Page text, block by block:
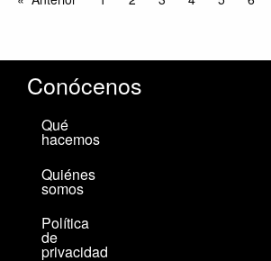
Conócenos
Qué
hacemos
Quiénes
somos
Política
de
privacidad